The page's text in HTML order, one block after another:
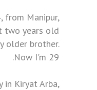
from Manipur,
two years old
older brother.
Now I'm 29.
in Kiryat Arba,